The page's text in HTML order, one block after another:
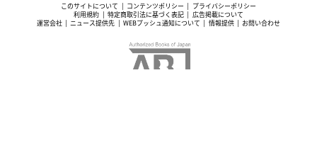
このサイトについて コンテンツポリシー
プライバシーポリシー
利用規約
特定商取引法に基づく表記
広告掲載について
運営会社
ニュース提供先 WEBプッシュ通知について 情報提供 お問い合わせ